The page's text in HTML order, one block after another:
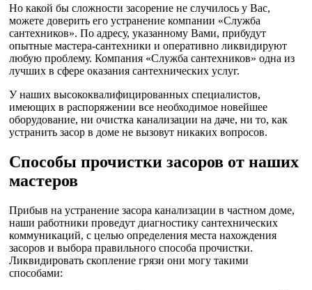
Но какой бы сложности засорение не случилось у Вас,
можете доверить его устранение компании «Служба
сантехников». По адресу, указанному Вами, прибудут
опытные мастера-сантехники и оперативно ликвидируют
любую проблему. Компания «Служба сантехников» одна из
лучших в сфере оказания сантехнических услуг.
У наших высококвалифицированных специалистов,
имеющих в распоряжении все необходимое новейшее
оборудование, ни очистка канализации на даче, ни то, как
устранить засор в доме не вызовут никаких вопросов.
Способы прочистки засоров от наших
мастеров
Прибыв на устранение засора канализации в частном доме,
наши работники проведут диагностику сантехнических
коммуникаций, с целью определения места нахождения
засоров и выбора правильного способа прочистки.
Ликвидировать скопление грязи они могу такими
способами: